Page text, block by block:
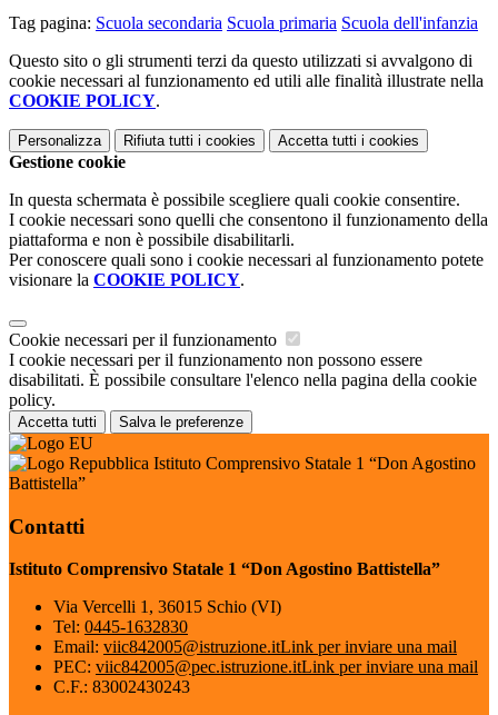
Tag pagina: Scuola secondaria Scuola primaria Scuola dell'infanzia
Questo sito o gli strumenti terzi da questo utilizzati si avvalgono di
cookie necessari al funzionamento ed utili alle finalità illustrate nella
COOKIE POLICY.
Personalizza Rifiuta tutti i cookies Accetta tutti i cookies
Gestione cookie
In questa schermata è possibile scegliere quali cookie consentire.
I cookie necessari sono quelli che consentono il funzionamento della
piattaforma e non è possibile disabilitarli.
Per conoscere quali sono i cookie necessari al funzionamento potete
visionare la COOKIE POLICY.
Cookie necessari per il funzionamento
I cookie necessari per il funzionamento non possono essere
disabilitati. È possibile consultare l'elenco nella pagina della cookie
policy.
Accetta tutti Salva le preferenze
Istituto Comprensivo Statale 1 “Don Agostino
Battistella”
Contatti
Istituto Comprensivo Statale 1 “Don Agostino Battistella”
Via Vercelli 1, 36015 Schio (VI)
Tel: 0445-1632830
Email: viic842005@istruzione.itLink per inviare una mail
PEC: viic842005@pec.istruzione.itLink per inviare una mail
C.F.: 83002430243